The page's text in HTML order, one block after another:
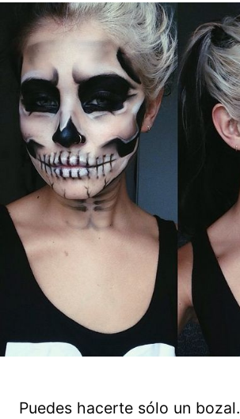
Puedes hacerte sólo un bozal.